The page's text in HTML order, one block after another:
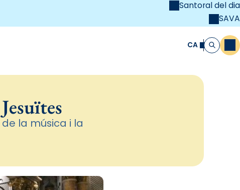
Santoral del dia
SAVA
Cristiana CA Cerca
la música i la